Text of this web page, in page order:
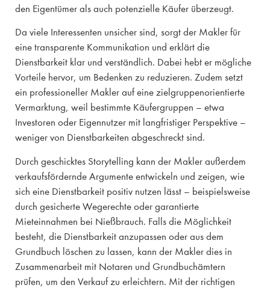
den Eigentümer als auch potenzielle Käufer überzeugt.
Da viele Interessenten unsicher sind, sorgt der Makler für
eine transparente Kommunikation und erklärt die
Dienstbarkeit klar und verständlich. Dabei hebt er mögliche
Vorteile hervor, um Bedenken zu reduzieren. Zudem setzt
ein professioneller Makler auf eine zielgruppenorientierte
Vermarktung, weil bestimmte Käufergruppen – etwa
Investoren oder Eigennutzer mit langfristiger Perspektive –
weniger von Dienstbarkeiten abgeschreckt sind.
Durch geschicktes Storytelling kann der Makler außerdem
verkaufsfördernde Argumente entwickeln und zeigen, wie
sich eine Dienstbarkeit positiv nutzen lässt – beispielsweise
durch gesicherte Wegerechte oder garantierte
Mieteinnahmen bei Nießbrauch. Falls die Möglichkeit
besteht, die Dienstbarkeit anzupassen oder aus dem
Grundbuch löschen zu lassen, kann der Makler dies in
Zusammenarbeit mit Notaren und Grundbuchämtern
prüfen, um den Verkauf zu erleichtern. Mit der richtigen